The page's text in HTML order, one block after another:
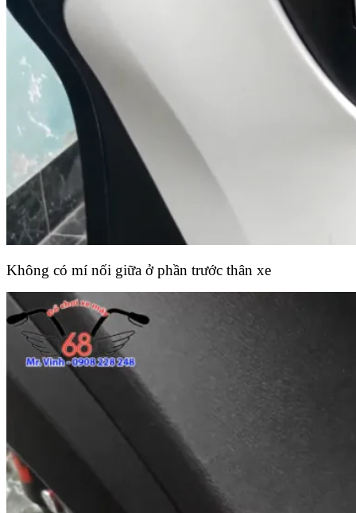
Không có mí nối giữa ở phần trước thân xe